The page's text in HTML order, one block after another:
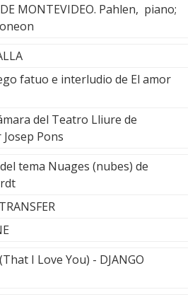
MONTEVIDEO. Pahlen, piano;
fatuo e interludio de El amor
del Teatro Lliure de
Pons
tema Nuages (nubes) de
I Love You) - DJANGO